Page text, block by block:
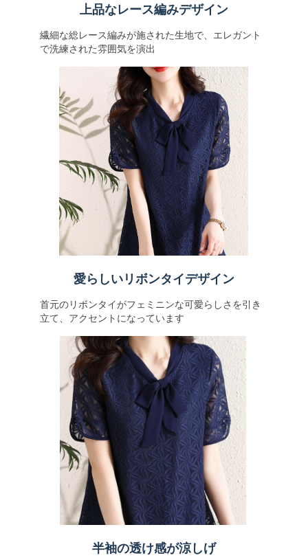
上品なレース編みデザイン
繊細な総レース編みが施された生地で、エレガント
で洗練された雰囲気を演出
愛らしいリボンタイデザイン
首元のリボンタイがフェミニンな可愛らしさを引き
立て、アクセントになっています
半袖の透け感が涼しげ